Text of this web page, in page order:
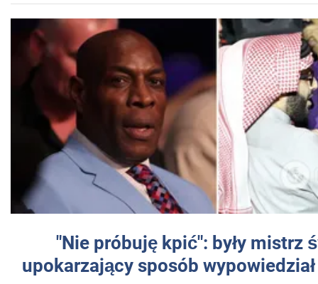
"Nie próbuję kpić": były mistrz
upokarzający sposób